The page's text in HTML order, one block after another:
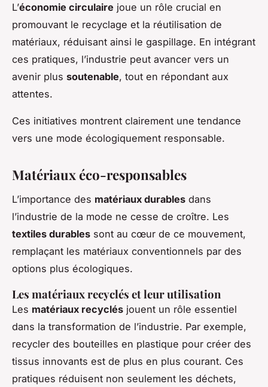
L’économie circulaire joue un rôle crucial en
promouvant le recyclage et la réutilisation de
matériaux, réduisant ainsi le gaspillage. En intégrant
ces pratiques, l’industrie peut avancer vers un
avenir plus soutenable, tout en répondant aux
attentes.
Ces initiatives montrent clairement une tendance
vers une mode écologiquement responsable.
Matériaux éco-responsables
L’importance des matériaux durables dans
l’industrie de la mode ne cesse de croître. Les
textiles durables sont au cœur de ce mouvement,
remplaçant les matériaux conventionnels par des
options plus écologiques.
Les matériaux recyclés et leur utilisation
Les matériaux recyclés jouent un rôle essentiel
dans la transformation de l’industrie. Par exemple,
recycler des bouteilles en plastique pour créer des
tissus innovants est de plus en plus courant. Ces
pratiques réduisent non seulement les déchets,